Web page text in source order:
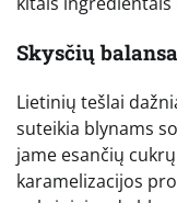
Skysčių
Lietinių tešlai
suteikia blynams
jame esančių
karamelizacijos